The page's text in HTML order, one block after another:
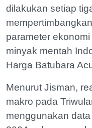
dilakukan setiap
parameter
minyak mentah
Harga Batubara
Menurut Jisman,
makro pada
menggunakan